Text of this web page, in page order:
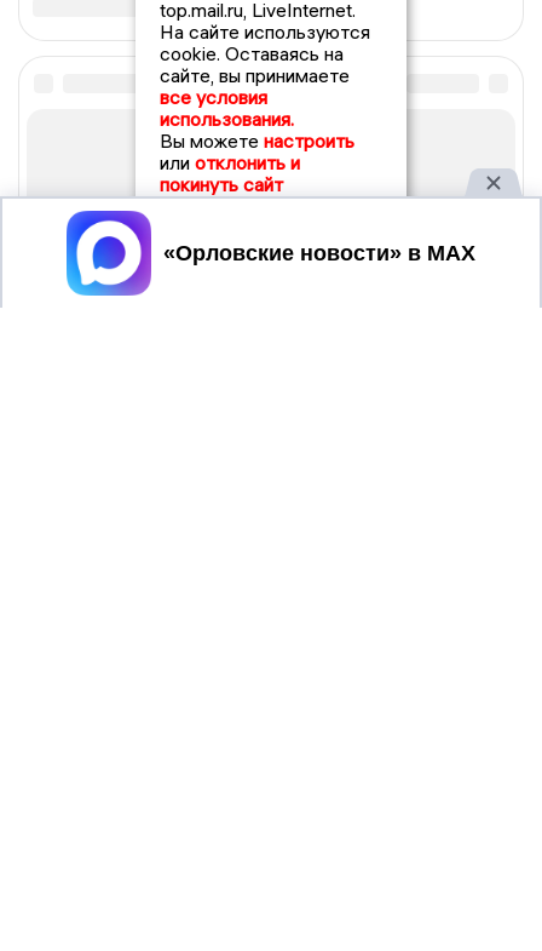
top.mail.ru, LiveInternet.
На сайте используются
cookie. Оставаясь на
сайте, вы принимаете
все условия
использования.
Вы можете настроить
или отклонить и
покинуть сайт
Принять